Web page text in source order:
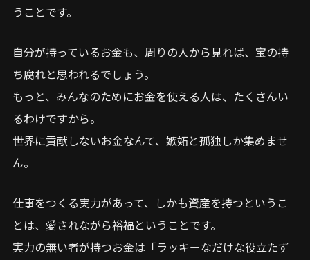
うことです。
自分が持っているお金も、周りの人から見れば、宝の持
ち腐れと思われるでしょう。
もっと、みんなのためにお金を使える人は、たくさんい
るわけですから。
世界に貢献しないお金なんて、嫉妬と孤独しか集めませ
ん。
仕事をつくる実力があって、しかも資産を持つというこ
とは、愛されながら裕福ということです。
実力の無い者が持つお金は「ラッキーなだけな役立たず